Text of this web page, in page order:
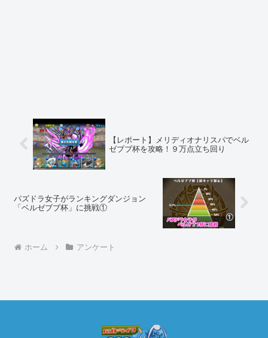
【レポート】メリディオナリスパでベル
ゼブブ杯を攻略！９万点立ち回り
パズドラ女子がランキングダンジョン
「ベルゼブブ杯」に挑戦①
ホーム アンケート